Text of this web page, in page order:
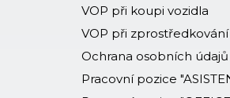
VOP při koupi vozidla
VOP při
Ochrana osobních údajů
Pracovní pozice